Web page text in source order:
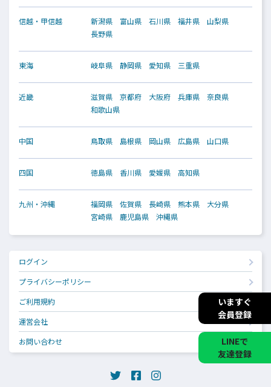
いますぐ
会員登録
LINEで
友達登録
信越・甲信越 新潟県 富山県 石川県 福井県
山梨県
長野県
東海 岐阜県 静岡県 愛知県 三重県
近畿 滋賀県 京都府 大阪府 兵庫県
奈良県
和歌山県
中国 鳥取県 島根県 岡山県 広島県 山口県
四国 徳島県 香川県 愛媛県 高知県
九州・沖縄 福岡県 佐賀県 長崎県 熊本県
大分県
宮崎県
鹿児島県 沖縄県
ログイン
プライバシーポリシー
ご利用規約
運営会社
お問い合わせ